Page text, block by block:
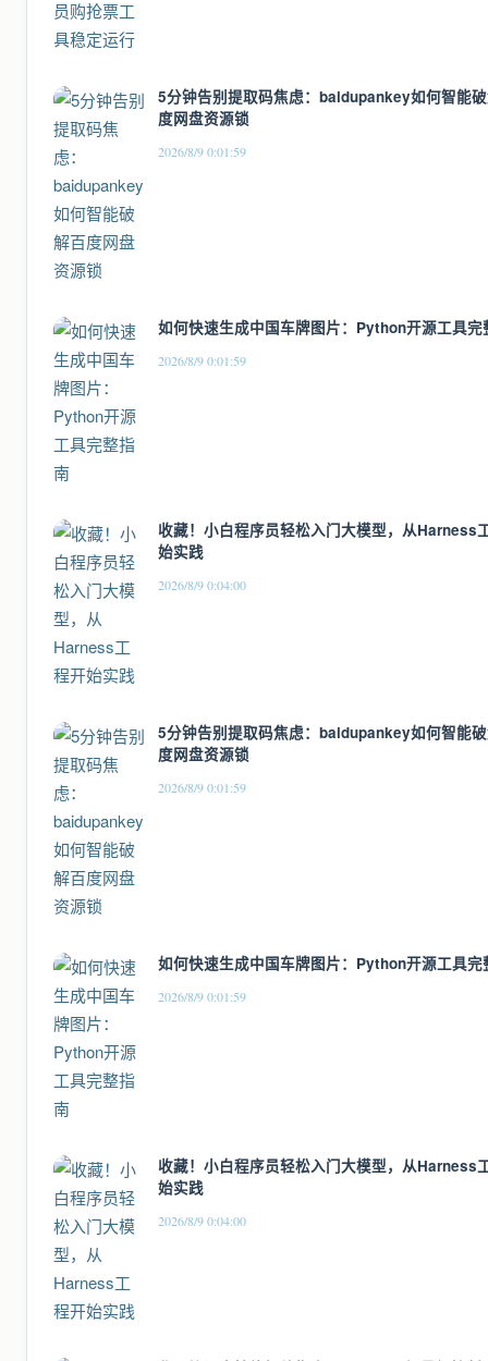
5分钟告别提取码焦虑：baidupankey如何智能
度网盘资源锁
2026/8/9 0:01:59
如何快速生成中国车牌图片：Python开源工具完
2026/8/9 0:01:59
收藏！小白程序员轻松入门大模型，从Harness
始实践
2026/8/9 0:04:00
5分钟告别提取码焦虑：baidupankey如何智能
度网盘资源锁
2026/8/9 0:01:59
如何快速生成中国车牌图片：Python开源工具完
2026/8/9 0:01:59
收藏！小白程序员轻松入门大模型，从Harness
始实践
2026/8/9 0:04:00